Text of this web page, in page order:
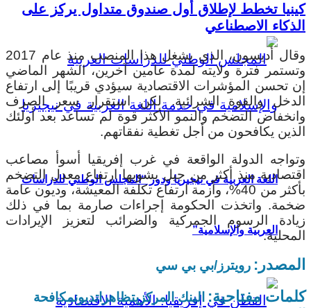
اللغة العربية في نيجيريا ودور “المجلس الوطني للدراسات
العربية والإسلامية”
كينيا تخطط لإطلاق أول صندوق متداول يركز على
الذكاء الاصطناعي
وقال أديسون، الذي يشغل هذا المنصب منذ عام 2017
وتستمر فترة ولايته لمدة عامين آخرين، الشهر الماضي
إن تحسن المؤشرات الاقتصادية سيؤدي قريبًا إلى ارتفاع
الدخل والقوة الشرائية. لكن استقرار سعر الصرف
وانخفاض التضخم والنمو الأكثر قوة لم تساعد بعد أولئك
الذين يكافحون من أجل تغطية نفقاتهم.
وتواجه الدولة الواقعة في غرب إفريقيا أسوأ مصاعب
اقتصادية منذ أكثر من جيل يشوبها ارتفاع معدل التضخم
بأكثر من 40%، وأزمة ارتفاع تكلفة المعيشة، وديون عامة
ضخمة. واتخذت الحكومة إجراءات صارمة بما في ذلك
زيادة الرسوم الجمركية والضرائب لتعزيز الإيرادات
المحلية.
المصدر: رويترز/بي بي سي
كلمات مفتاحية: البنك المركزيتظاهراتديونمكافحة